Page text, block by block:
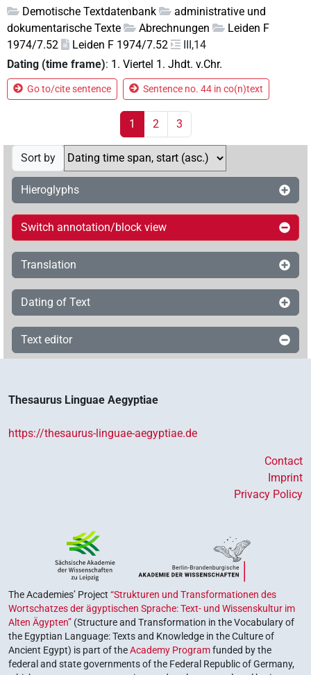
Demotische Textdatenbank
administrative und
dokumentarische Texte
Abrechnungen
Leiden F
1974/7.52
Leiden F 1974/7.52
III,14
Dating (time frame): 1. Viertel 1. Jhdt. v.Chr.
Go to/cite sentence Sentence no. 44 in co(n)text
1 2 3
Sort by
Hieroglyphs
Switch annotation/block view
Translation
Dating of Text
Text editor
Thesaurus Linguae Aegyptiae
https://thesaurus-linguae-aegyptiae.de
Contact
Imprint
Privacy Policy
The Academies’ Project “Strukturen und Transformationen des
Wortschatzes der ägyptischen Sprache: Text- und Wissenskultur im
Alten Ägypten” (Structure and Transformation in the Vocabulary of
the Egyptian Language: Texts and Knowledge in the Culture of
Ancient Egypt) is part of theAcademy Programfunded by the
federal and state governments of the Federal Republic of Germany,